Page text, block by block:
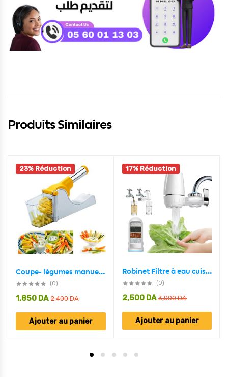
Produits Similaires
23% Réduction
Coupe- légumes manuel polyvalent
(0)
2,400DA
1,850 DA
Ajouter au panier
17% Réduction
Robinet Filtre à eau cuisine, pour l’élimination de la rouille et des bactéries Le Chlore Et Les Matières Organiques
(0)
3,000DA
2,500 DA
Ajouter au panier